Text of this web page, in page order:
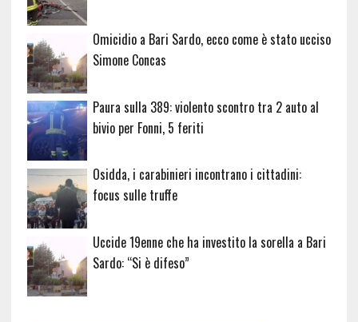
Omicidio a Bari Sardo, ecco come è stato ucciso
Simone Concas
Paura sulla 389: violento scontro tra 2 auto al
bivio per Fonni, 5 feriti
Osidda, i carabinieri incontrano i cittadini:
focus sulle truffe
Uccide 19enne che ha investito la sorella a Bari
Sardo: “Si è difeso”